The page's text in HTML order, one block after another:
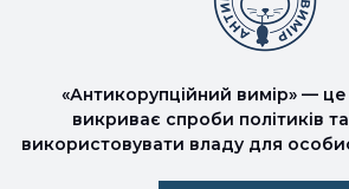
«Антикорупційний вимір» —
викриває спроби політиків
використовувати владу для